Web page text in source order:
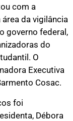
com a
da vigilância
governo federal,
do
O
Executiva
Cosac.
foi
Débora